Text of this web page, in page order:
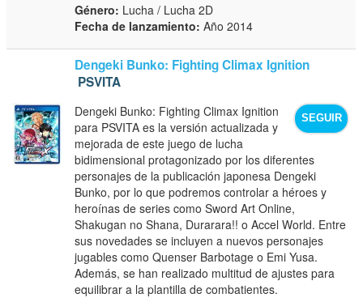
Género: Lucha / Lucha 2D
Fecha de lanzamiento: Año 2014
Dengeki Bunko: Fighting Climax Ignition
PSVITA
SEGUIR
Dengeki Bunko: Fighting Climax Ignition
para PSVITA es la versión actualizada y
mejorada de este juego de lucha
bidimensional protagonizado por los diferentes
personajes de la publicación japonesa Dengeki
Bunko, por lo que podremos controlar a héroes y
heroínas de series como Sword Art Online,
Shakugan no Shana, Durarara!! o Accel World. Entre
sus novedades se incluyen a nuevos personajes
jugables como Quenser Barbotage o Emi Yusa.
Además, se han realizado multitud de ajustes para
equilibrar a la plantilla de combatientes.